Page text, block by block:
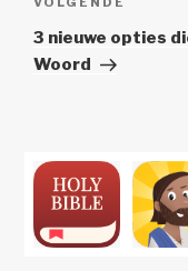
Volgend
Bericht
3 nieuwe opties
Woord